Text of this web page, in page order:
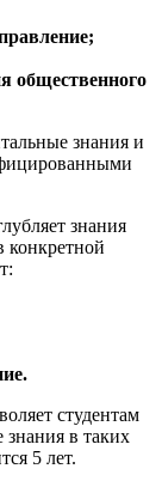
общественного
знания и
знания
конкретной
студентам
знания в таких
5 лет.